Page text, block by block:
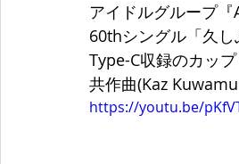
アイドルグループ『
60thシングル「久
Type-C収録のカッ
共作曲(Kaz
https://youtu.be/